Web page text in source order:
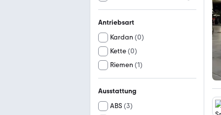
Antriebsart
Kardan (0)
Kette(0)
Riemen (1)
Ausstattung
ABS (3)